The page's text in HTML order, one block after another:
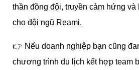
thần đồng đội, truyền cảm hứng
cho đội ngũ Reami.
👉 Nếu doanh nghiệp bạn cũng
chương trình du lịch kết hợp team